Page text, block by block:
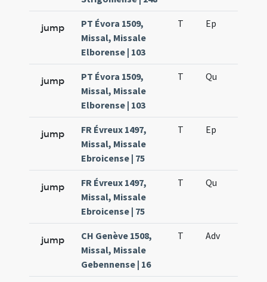
jump
PT Évora 1509,
Missal, Missale
Elborense | 103
T Ep
jump
PT Évora 1509,
Missal, Missale
Elborense | 103
T Qu
jump
FR Évreux 1497,
Missal, Missale
Ebroicense | 75
T Ep
jump
FR Évreux 1497,
Missal, Missale
Ebroicense | 75
T Qu
jump
CH Genève 1508,
Missal, Missale
Gebennense | 16
T Adv